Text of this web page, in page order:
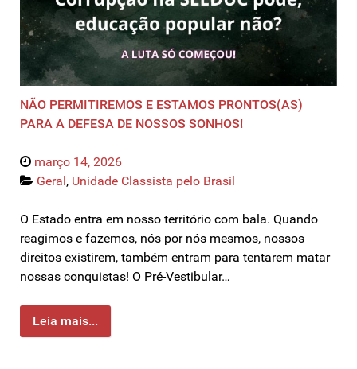
NÃO PERMITIREMOS E ESTAMOS PRONTOS(AS)
PARA A DEFESA DE NOSSOS SONHOS!
março 14, 2026
Geral , Unidade Classista pelo Brasil
O Estado entra em nosso território com bala. Quando
reagimos e fazemos, nós por nós mesmos, nossos
direitos existirem, também entram para tentarem matar
nossas conquistas! O Pré-Vestibular…
Leia mais...